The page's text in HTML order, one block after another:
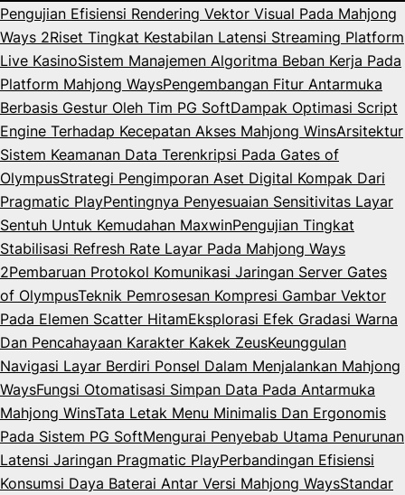
Pengujian Efisiensi Rendering Vektor Visual Pada Mahjong
Ways 2Riset Tingkat Kestabilan Latensi Streaming Platform
Live KasinoSistem Manajemen Algoritma Beban Kerja Pada
Platform Mahjong WaysPengembangan Fitur Antarmuka
Berbasis Gestur Oleh Tim PG SoftDampak Optimasi Script
Engine Terhadap Kecepatan Akses Mahjong WinsArsitektur
Sistem Keamanan Data Terenkripsi Pada Gates of
OlympusStrategi Pengimporan Aset Digital Kompak Dari
Pragmatic PlayPentingnya Penyesuaian Sensitivitas Layar
Sentuh Untuk Kemudahan MaxwinPengujian Tingkat
Stabilisasi Refresh Rate Layar Pada Mahjong Ways
2Pembaruan Protokol Komunikasi Jaringan Server Gates
of OlympusTeknik Pemrosesan Kompresi Gambar Vektor
Pada Elemen Scatter HitamEksplorasi Efek Gradasi Warna
Dan Pencahayaan Karakter Kakek ZeusKeunggulan
Navigasi Layar Berdiri Ponsel Dalam Menjalankan Mahjong
WaysFungsi Otomatisasi Simpan Data Pada Antarmuka
Mahjong WinsTata Letak Menu Minimalis Dan Ergonomis
Pada Sistem PG SoftMengurai Penyebab Utama Penurunan
Latensi Jaringan Pragmatic PlayPerbandingan Efisiensi
Konsumsi Daya Baterai Antar Versi Mahjong WaysStandar